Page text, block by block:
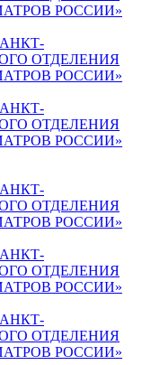
РОССИИ»
ОТДЕЛЕНИЯ
РОССИИ»
ОТДЕЛЕНИЯ
РОССИИ»
ОТДЕЛЕНИЯ
РОССИИ»
ОТДЕЛЕНИЯ
РОССИИ»
ОТДЕЛЕНИЯ
РОССИИ»